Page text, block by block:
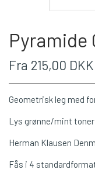
Pyramide
Fra 215,00 DKK
Geometrisk leg med
Lys grønne/mint toner
Herman Klausen
Fås i 4